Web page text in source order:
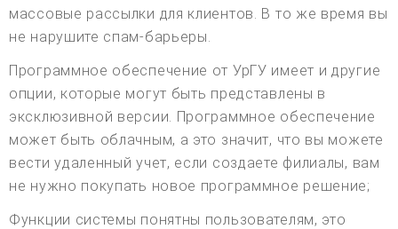
массовые рассылки для клиентов. В то же время вы
не нарушите спам-барьеры.
Программное обеспечение от УрГУ имеет и другие
опции, которые могут быть представлены в
эксклюзивной версии. Программное обеспечение
может быть облачным, а это значит, что вы можете
вести удаленный учет, если создаете филиалы, вам
не нужно покупать новое программное решение;
Функции системы понятны пользователям, это